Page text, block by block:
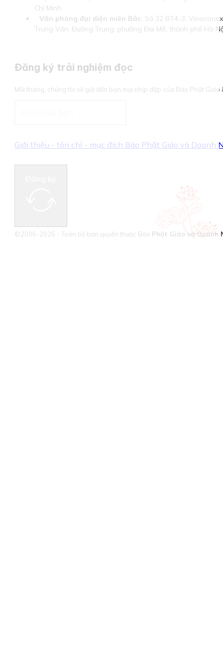
Chí Minh
Văn phòng đại diện miền Bắc: Số 32 BT4-3,
Trung Văn, Đường Trung, phường Đại Mỗ, thành phố Hà
Đăng ký trải nghiệm đọc
Mỗi tháng, chúng tôi sẽ gửi đến bạn mọi nhịp đập của Báo Phật Giáo
Giới thiệu - tôn chỉ - mục đích Báo Phật Giáo và Doanh
©2006-2025 - Toàn bộ bản quyền thuộc Báo Phật Giáo và Doanh